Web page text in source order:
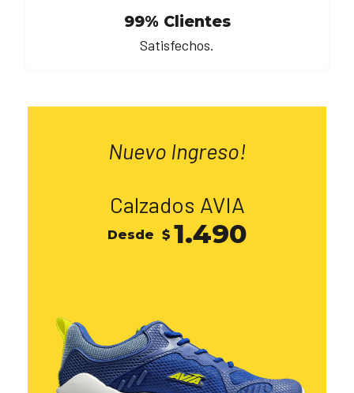
99% Clientes
Satisfechos.
Nuevo Ingreso!
Calzados AVIA
Desde $ 1.490